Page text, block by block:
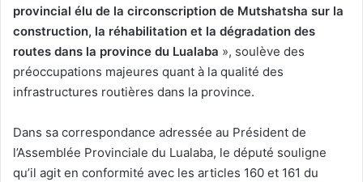
provincial élu de la circonscription de Mutshatsha sur la
construction, la réhabilitation et la dégradation des
routes dans la province du Lualaba », soulève des
préoccupations majeures quant à la qualité des
infrastructures routières dans la province.
Dans sa correspondance adressée au Président de
l’Assemblée Provinciale du Lualaba, le député souligne
qu’il agit en conformité avec les articles 160 et 161 du